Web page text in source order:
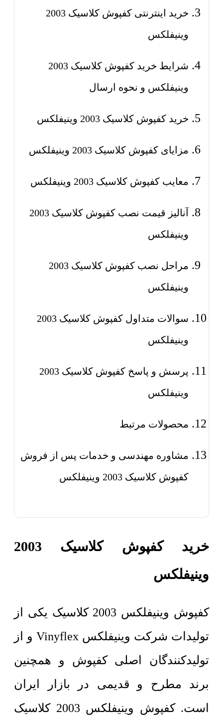
خرید اینترنتی کفپوش کلاسیک 2003
وینیفلکس
شرایط خرید کفپوش کلاسیک 2003
وینیفلکس و نحوه ارسال
خرید کفپوش کلاسیک 2003 وینیفلکس
مزایای کفپوش کلاسیک 2003 وینیفلکس
معایب کفپوش کلاسیک 2003 وینیفلکس
آنالیز قیمت نصب کفپوش کلاسیک 2003
وینیفلکس
مراحل نصب کفپوش کلاسیک 2003
وینیفلکس
سوالات متداول کفپوش کلاسیک 2003
وینیفلکس
پرسش و پاسخ کفپوش کلاسیک 2003
وینیفلکس
محصولات مرتبط
مشاوره مهندسی و خدمات پس از فروش
کفپوش کلاسیک 2003 وینیفلکس
خرید کفپوش کلاسیک 2003
وینیفلکس
کفپوش وینیفلکس 2003 کلاسیک یکی از
تولیدات شرکت وینیفلکس Vinyflex و از
تولیدکنندگان اصلی کفپوش و همچنین
برند مطرح و قدیمی در بازار ایران
است. کفپوش وینیفلکس 2003 کلاسیک